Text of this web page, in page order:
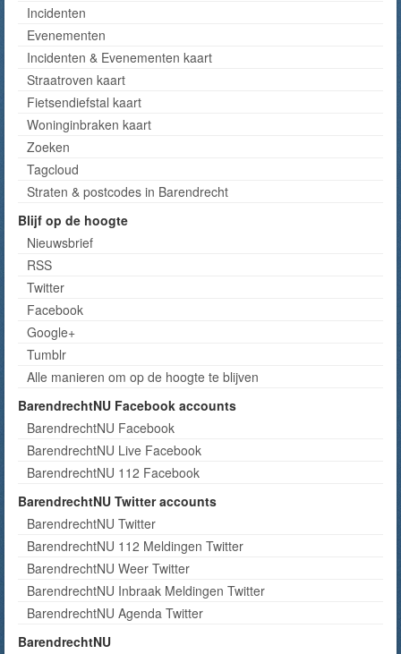
Incidenten
Evenementen
Incidenten & Evenementen kaart
Straatroven kaart
Fietsendiefstal kaart
Woninginbraken kaart
Zoeken
Tagcloud
Straten & postcodes in Barendrecht
Blijf op de hoogte
Nieuwsbrief
RSS
Twitter
Facebook
Google+
Tumblr
Alle manieren om op de hoogte te blijven
BarendrechtNU Facebook accounts
BarendrechtNU Facebook
BarendrechtNU Live Facebook
BarendrechtNU 112 Facebook
BarendrechtNU Twitter accounts
BarendrechtNU Twitter
BarendrechtNU 112 Meldingen Twitter
BarendrechtNU Weer Twitter
BarendrechtNU Inbraak Meldingen Twitter
BarendrechtNU Agenda Twitter
BarendrechtNU